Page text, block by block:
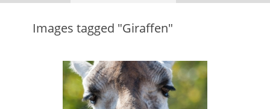
Images tagged "Giraffen"